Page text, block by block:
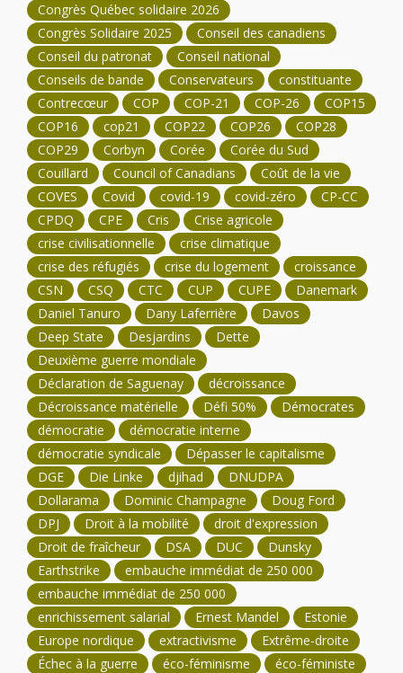
Congrès Québec solidaire 2026
Congrès Solidaire 2025
Conseil des canadiens
Conseil du patronat
Conseil national
Conseils de bande
Conservateurs
constituante
Contrecœur
COP COP-21 COP-26
COP15
COP16
cop21 COP22 COP26
COP28
COP29
Corbyn Corée
Corée du Sud
Couillard
Council of Canadians
Coût de la vie
COVES
Covid covid-19 covid-zéro
CP-CC
CPDQ
CPE Cris
Crise agricole
crise civilisationnelle
crise climatique
crise des réfugiés
crise du logement
croissance
CSN
CSQ CTC CUP CUPE
Danemark
Daniel Tanuro
Dany Laferrière
Davos
Deep State
Desjardins
Dette
Deuxième guerre mondiale
Déclaration de Saguenay
décroissance
Décroissance matérielle
Défi 50%
Démocrates
démocratie
démocratie interne
démocratie syndicale
Dépasser le capitalisme
DGE
Die Linke djihad
DNUDPA
Dollarama
Dominic Champagne
Doug Ford
DPJ
Droit à la mobilité
droit d'expression
Droit de fraîcheur
DSA DUC
Dunsky
Earthstrike
embauche immédiat de 250 000
embauche immédiat de 250 000
enrichissement salarial
Ernest Mandel
Estonie
Europe nordique
extractivisme
Extrême-droite
Échec à la guerre
éco-féminisme
éco-féministe